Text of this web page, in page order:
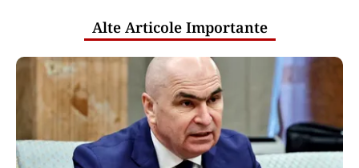
Alte Articole Importante